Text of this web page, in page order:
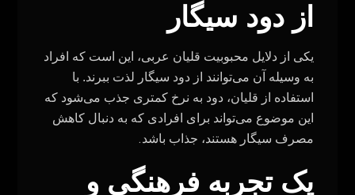
از دود سیگار
یکی از دلایل محبوبیت قلیان عربی، این است که افراد
به وسیله آن می‌توانند از دود سیگار لذت ببرند. با
استفاده از قلیان، دود به نرخ کمتری جذب می‌شود که
این موضوع می‌تواند برای افرادی که به دنبال کاهش
مصرف سیگار هستند، جذاب باشد.
یک تجربه فرهنگی و